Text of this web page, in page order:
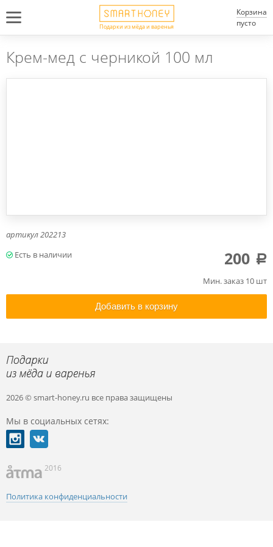
Подарки из мёда и варенья
Корзина
пусто
Крем-мед с черникой 100 мл
артикул202213
Мин. заказ 10 шт
200 a
Добавить в корзину
2026 © smart-honey.ru все права защищены
Мы в социальных сетях:
2016
Политика конфиденциальности